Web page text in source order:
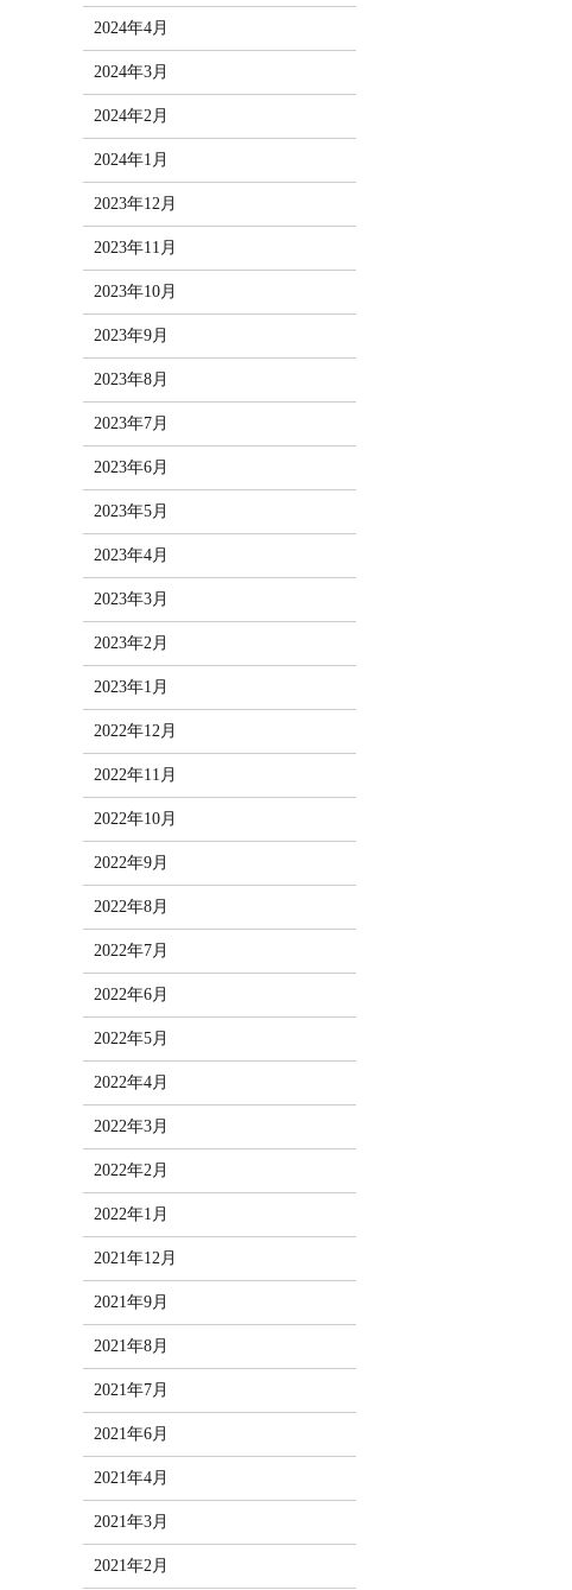
2024年4月
2024年3月
2024年2月
2024年1月
2023年12月
2023年11月
2023年10月
2023年9月
2023年8月
2023年7月
2023年6月
2023年5月
2023年4月
2023年3月
2023年2月
2023年1月
2022年12月
2022年11月
2022年10月
2022年9月
2022年8月
2022年7月
2022年6月
2022年5月
2022年4月
2022年3月
2022年2月
2022年1月
2021年12月
2021年9月
2021年8月
2021年7月
2021年6月
2021年4月
2021年3月
2021年2月